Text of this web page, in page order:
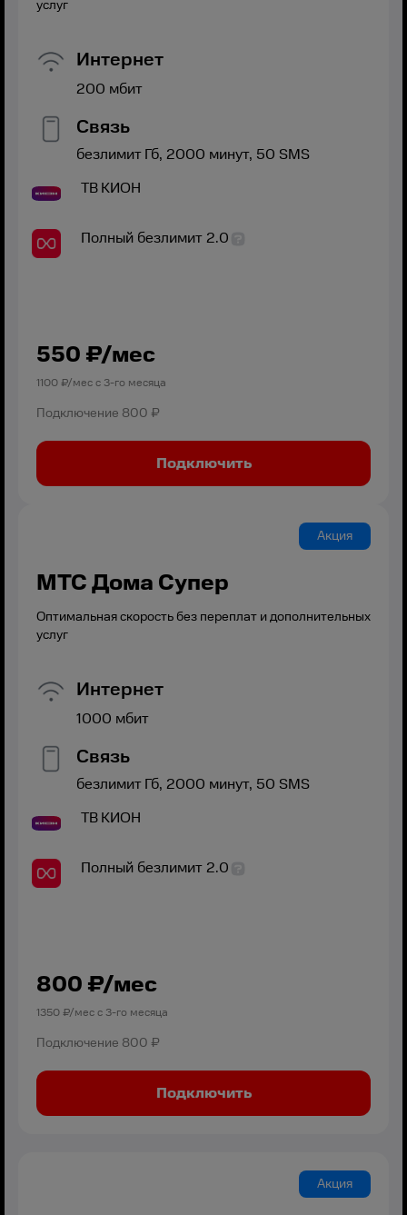
услуг
Интернет
200 мбит
Связь
безлимитГб, 2000 минут, 50 SMS
ТВКИОН
Полный безлимит 2.0
550 ₽/мес
1100₽/мес с 3-го месяца
Подключение 800 ₽
Подключить
Акция
МТС Дома Супер
Оптимальная скорость без переплат и дополнительных
услуг
Интернет
1000 мбит
Связь
безлимитГб, 2000 минут, 50 SMS
ТВКИОН
Полный безлимит 2.0
800 ₽/мес
1350₽/мес с 3-го месяца
Подключение 800 ₽
Подключить
Акция